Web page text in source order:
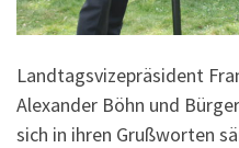
Landtagsvizepräsident
Alexander Böhn und
sich in ihren Grußworten